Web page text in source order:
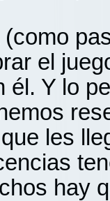
el
él. Y lo
les
hay